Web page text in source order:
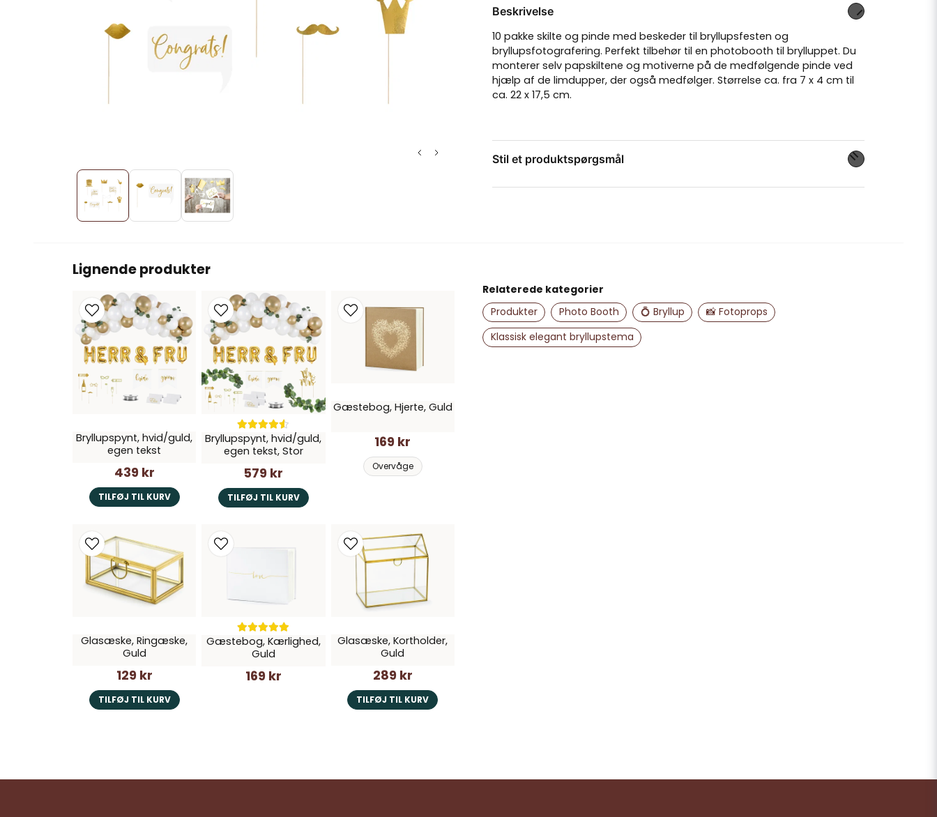
Beskrivelse
10 pakke skilte og pinde med beskeder til bryllupsfesten og
bryllupsfotografering. Perfekt tilbehør til en photobooth til brylluppet. Du
monterer selv papskiltene og motiverne på de medfølgende pinde ved
hjælp af de limdupper, der også medfølger. Størrelse ca. fra 7 x 4 cm til
ca. 22 x 17,5 cm.
Stil et produktspørgsmål
Ja, du kan offentliggøre mit spørgsmål
Lignende produkter
Bryllupspynt, hvid/guld,
egen tekst
439 kr
TILFØJ TIL KURV
Bryllupspynt, hvid/guld,
egen tekst, Stor
579 kr
TILFØJ TIL KURV
Gæstebog, Hjerte, Guld
169 kr
Overvåge
Glasæske, Ringæske,
Guld
129 kr
TILFØJ TIL KURV
Gæstebog, Kærlighed,
Guld
169 kr
Glasæske, Kortholder,
Guld
289 kr
TILFØJ TIL KURV
Relaterede kategorier
Produkter
Photo Booth 💍 Bryllup
📸 Fotoprops
Klassisk elegant bryllupstema